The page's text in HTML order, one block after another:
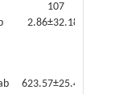
107
2.86±32.18a
623.57±25.40a